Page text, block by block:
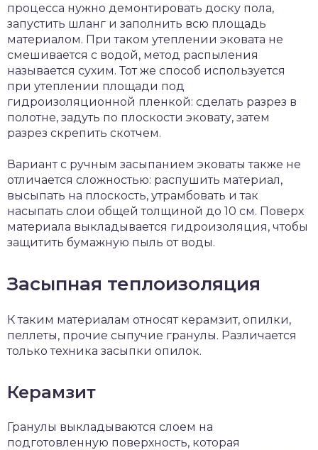
процесса нужно демонтировать доску пола,
запустить шланг и заполнить всю площадь
материалом. При таком утеплении эковата не
смешивается с водой, метод распыления
называется сухим. Тот же способ используется
при утеплении площади под
гидроизоляционной пленкой: сделать разрез в
полотне, задуть по плоскости эковату, затем
разрез скрепить скотчем.
Вариант с ручным засыпанием эковаты также не
отличается сложностью: распушить материал,
высыпать на плоскость, утрамбовать и так
насыпать слои общей толщиной до 10 см. Поверх
материала выкладывается гидроизоляция, чтобы
защитить бумажную пыль от воды.
Засыпная теплоизоляция
К таким материалам относят керамзит, опилки,
пеллеты, прочие сыпучие гранулы. Различается
только техника засыпки опилок.
Керамзит
Гранулы выкладываются слоем на
подготовленную поверхность, которая